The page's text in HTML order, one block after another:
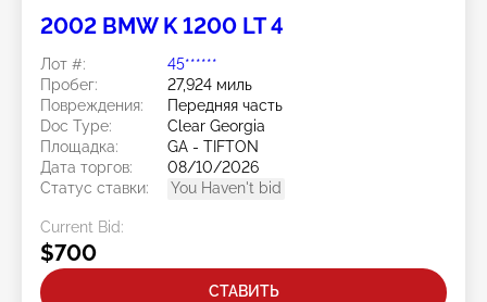
2002 BMW K 1200 LT 4
Лот #:
45******
Пробег:
27,924 миль
Повреждения:
Передняя часть
Doc Type:
Clear Georgia
Площадка:
GA - TIFTON
Дата торгов:
08/10/2026
Статус ставки:
You Haven't bid
Current Bid:
$700
СТАВИТЬ